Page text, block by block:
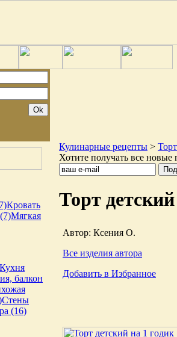
Кровать
Мягкая
Кухня
балкон
Стены
(16)
Кулинарные рецепты >
Хотите получать все
Торт
Автор: Ксения О.
Все изделия автора
Добавить в Избранное